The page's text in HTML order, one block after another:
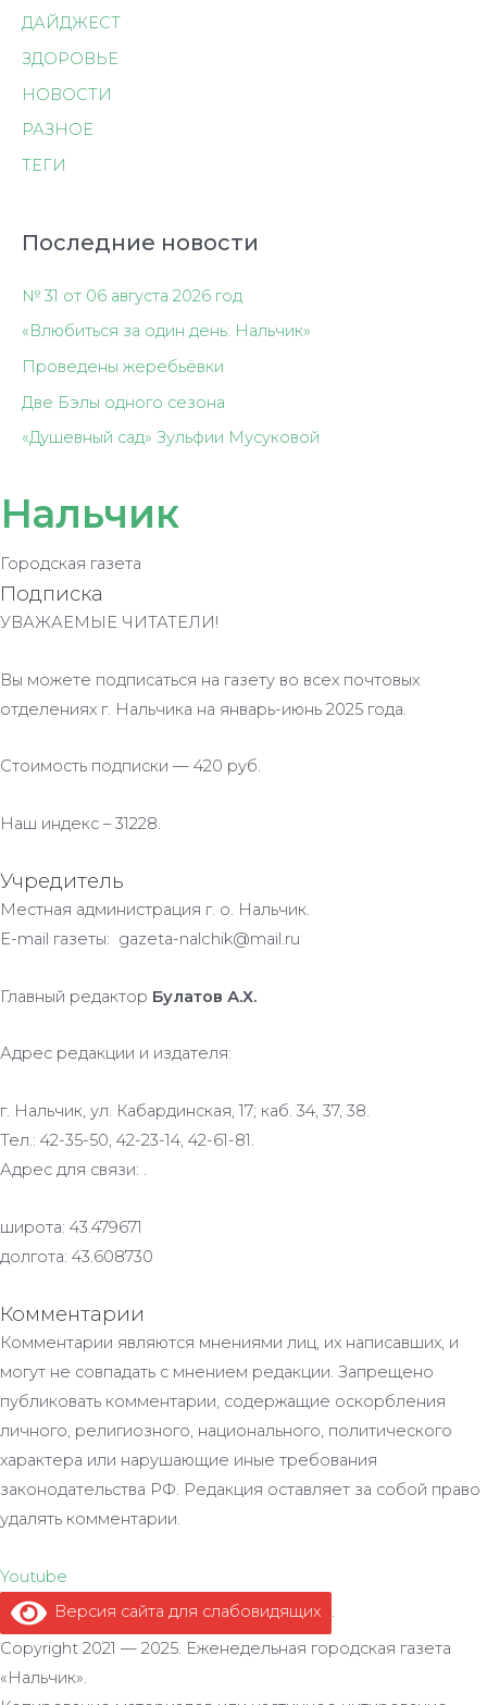
ДАЙДЖЕСТ
ЗДОРОВЬЕ
НОВОСТИ
РАЗНОЕ
ТЕГИ
Последние новости
№ 31 от 06 августа 2026 год
«Влюбиться за один день: Нальчик»
Проведены жеребьёвки
Две Бэлы одного сезона
«Душевный сад» Зульфии Мусуковой
Нальчик
Городская газета
Подписка
УВАЖАЕМЫЕ ЧИТАТЕЛИ!
Вы можете подписаться на газету во всех почтовых
отделениях г. Нальчика на январь-июнь 2025 года.
Стоимость подписки — 420 руб.
Наш индекс – 31228.
Учредитель
Местная администрация г. о. Нальчик.
E-mail газеты: gazeta-nalchik@mail.ru
Главный редактор Булатов А.Х.
Адрес редакции и издателя:
г. Нальчик, ул. Кабардинская, 17; каб. 34, 37, 38.
Тел.: 42-35-50, 42-23-14, 42-61-81.
Адрес для связи: .
широта: 43.479671
долгота: 43.608730
Комментарии
Комментарии являются мнениями лиц, их написавших, и
могут не совпадать с мнением редакции. Запрещено
публиковать комментарии, содержащие оскорбления
личного, религиозного, национального, политического
характера или нарушающие иные требования
законодательства РФ. Редакция оставляет за собой право
удалять комментарии.
Youtube
Версия сайта для слабовидящих
.
Copyright 2021 — 2025. Еженедельная городская газета
«Нальчик».